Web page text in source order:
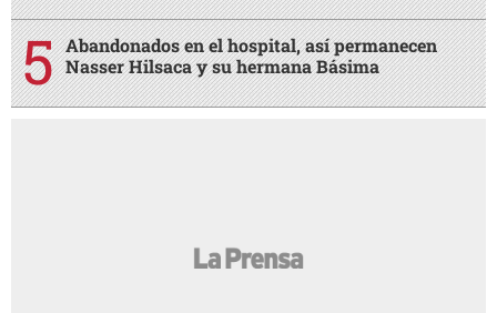
Abandonados en el hospital, así permanecen
Nasser Hilsaca y su hermana Básima